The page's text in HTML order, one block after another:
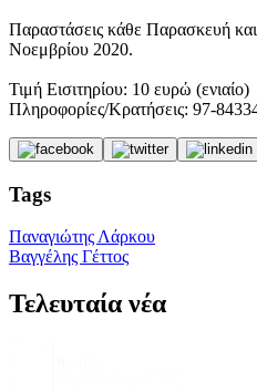
Παραστάσεις κάθε Παρασκευή και
Νοεμβρίου 2020.
Τιμή Εισιτηρίου: 10 ευρώ (ενιαίο)
Πληροφορίες/Κρατήσεις: 97-
Tags
Παναγιώτης Λάρκου
Βαγγέλης Γέττος
Τελευταία νέα